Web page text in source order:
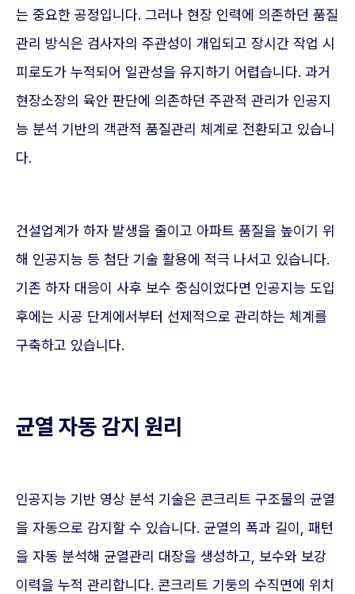
는 중요한 공정입니다. 그러나 현장 인력에 의존하던 품질
관리 방식은 검사자의 주관성이 개입되고 장시간 작업 시
피로도가 누적되어 일관성을 유지하기 어렵습니다. 과거
현장소장의 육안 판단에 의존하던 주관적 관리가 인공지
능 분석 기반의 객관적 품질관리 체계로 전환되고 있습니
다.
건설업계가 하자 발생을 줄이고 아파트 품질을 높이기 위
해 인공지능 등 첨단 기술 활용에 적극 나서고 있습니다.
기존 하자 대응이 사후 보수 중심이었다면 인공지능 도입
후에는 시공 단계에서부터 선제적으로 관리하는 체계를
구축하고 있습니다.
균열 자동 감지 원리
인공지능 기반 영상 분석 기술은 콘크리트 구조물의 균열
을 자동으로 감지할 수 있습니다. 균열의 폭과 길이, 패턴
을 자동 분석해 균열관리 대장을 생성하고, 보수와 보강
이력을 누적 관리합니다. 콘크리트 기둥의 수직면에 위치